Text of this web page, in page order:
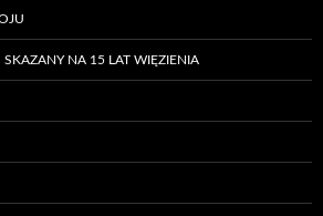
NA 15 LAT WIĘZIENIA